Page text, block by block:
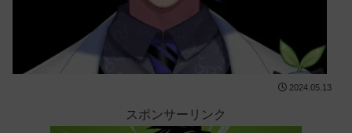
2024.05.13
スポンサーリンク